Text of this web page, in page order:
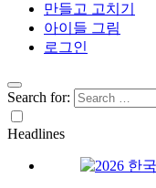
만들고 고치기
아이들 그림
로그인
Search for:
Headlines